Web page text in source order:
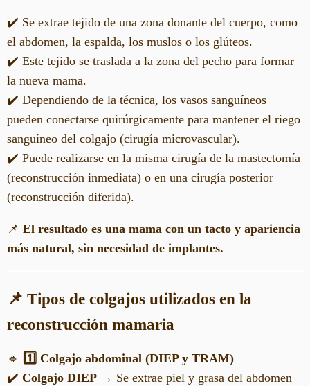
✔️ Se extrae tejido de una zona donante del cuerpo, como
el abdomen, la espalda, los muslos o los glúteos.
✔️ Este tejido se traslada a la zona del pecho para formar
la nueva mama.
✔️ Dependiendo de la técnica, los vasos sanguíneos
pueden conectarse quirúrgicamente para mantener el riego
sanguíneo del colgajo (cirugía microvascular).
✔️ Puede realizarse en la misma cirugía de la mastectomía
(reconstrucción inmediata) o en una cirugía posterior
(reconstrucción diferida).
📌 El resultado es una mama con un tacto y apariencia
más natural, sin necesidad de implantes.
📌 Tipos de colgajos utilizados en la
reconstrucción mamaria
🔹
1️⃣ Colgajo abdominal (DIEP y TRAM)
✔️ Colgajo DIEP → Se extrae piel y grasa del abdomen